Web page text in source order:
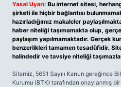
Yasal Uyarı: Bu internet sitesi,
şirketi ile hiçbir bağlantısı
hazırladığımız makaleler
haber niteliği taşımamakta olup,
paylaşım yapılmamaktadır. Gerçek
benzerlikleri tamamen tesadüfidir.
halindedir ve tavsiye niteliği
Sitemiz, 5651 Sayılı Kanun gereğince
Kurumu (BTK) tarafından onaylanmış